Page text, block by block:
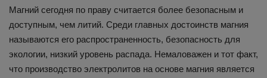
Магний сегодня по праву считается более безопасным и
доступным, чем литий. Среди главных достоинств магния
называются его распространенность, безопасность для
экологии, низкий уровень распада. Немаловажен и тот факт,
что производство электролитов на основе магния является